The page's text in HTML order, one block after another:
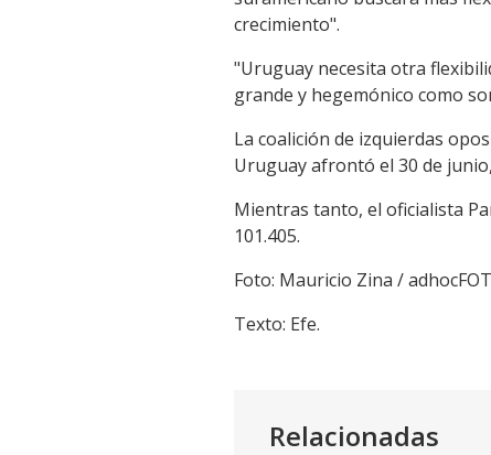
crecimiento".
"Uruguay necesita otra
grande y hegemónico como
La coalición de izquierdas
Uruguay afrontó el 30 de
Mientras tanto, el oficialista
101.405.
Foto: Mauricio Zina /
Texto: Efe.
Relacionadas